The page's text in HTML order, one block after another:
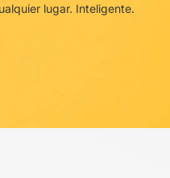
lugar. Inteligente.